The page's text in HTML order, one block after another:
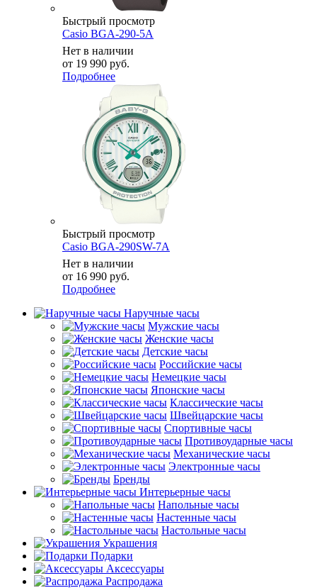
Быстрый просмотр
Casio BGA-290-5A
Нет в наличии
от 19 990 руб.
Подробнее
Быстрый просмотр
Casio BGA-290SW-7A
Нет в наличии
от 16 990 руб.
Подробнее
Наручные часы
Мужские часы
Женские часы
Детские часы
Российские часы
Немецкие часы
Японские часы
Классические часы
Швейцарские часы
Спортивные часы
Противоударные часы
Механические часы
Электронные часы
Бренды
Интерьерные часы
Напольные часы
Настенные часы
Настольные часы
Украшения
Подарки
Аксессуары
Распродажа